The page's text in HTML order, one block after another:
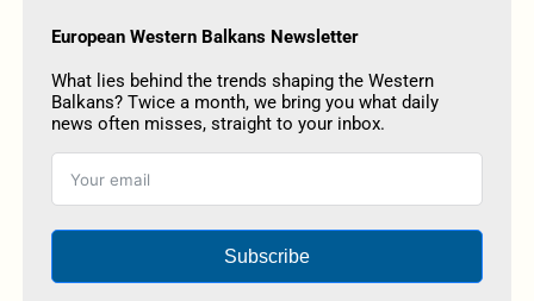
European Western Balkans Newsletter
What lies behind the trends shaping the Western
Balkans? Twice a month, we bring you what daily
news often misses, straight to your inbox.
Subscribe